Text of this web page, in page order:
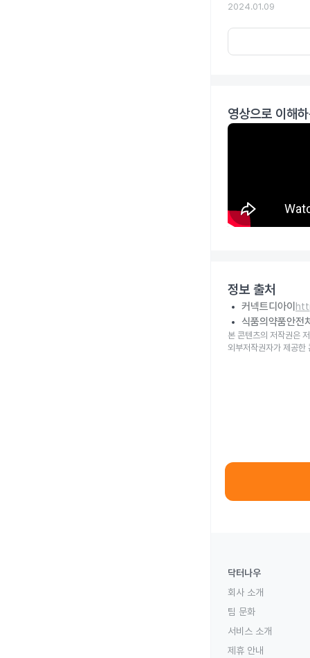
2024.01.09
영상으로 이해
정보 출처
커넥트디아이
식품의약품안전
본 콘텐츠의 저작권은
외부저작권자가 제공한
닥터나우
회사 소개
팀 문화
서비스 소개
제휴 안내